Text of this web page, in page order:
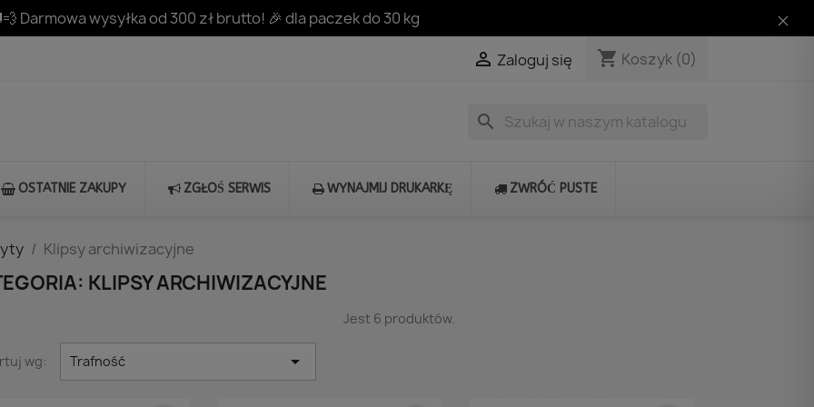
Darmowa wysyłka od 300 zł brutto! 🎉 dla paczek do 30 kg
 Zaloguj się shopping_cart Koszyk (0)
search
OSTATNIE ZAKUPY ZGŁOŚ SERWIS WYNAJMIJ DRUKARKĘ ZWRÓĆ PUSTE
Klipsy archiwizacyjne
KLIPSY ARCHIWIZACYJNE
Jest 6 produktów.
wg: Trafność 